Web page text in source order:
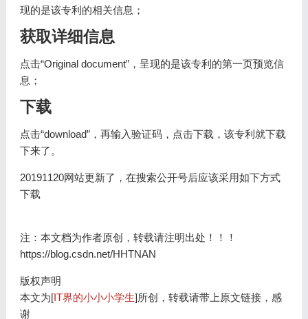
现的是该专利的相关信息；
获取详细信息
点击“Original document”，呈现的是该专利的第一页预览信
息；
下载
点击“download”，再输入验证码，点击下载，该专利就下载
下来了。
20191120网站更新了，在搜索公开号后应该采用如下方式
下载
注：本文档为作者原创，转载请注明出处！！！
https://blog.csdn.net/HHTNAN
版权声明
本文为[IT界的小小小学生]所创，转载请带上原文链接，感
谢